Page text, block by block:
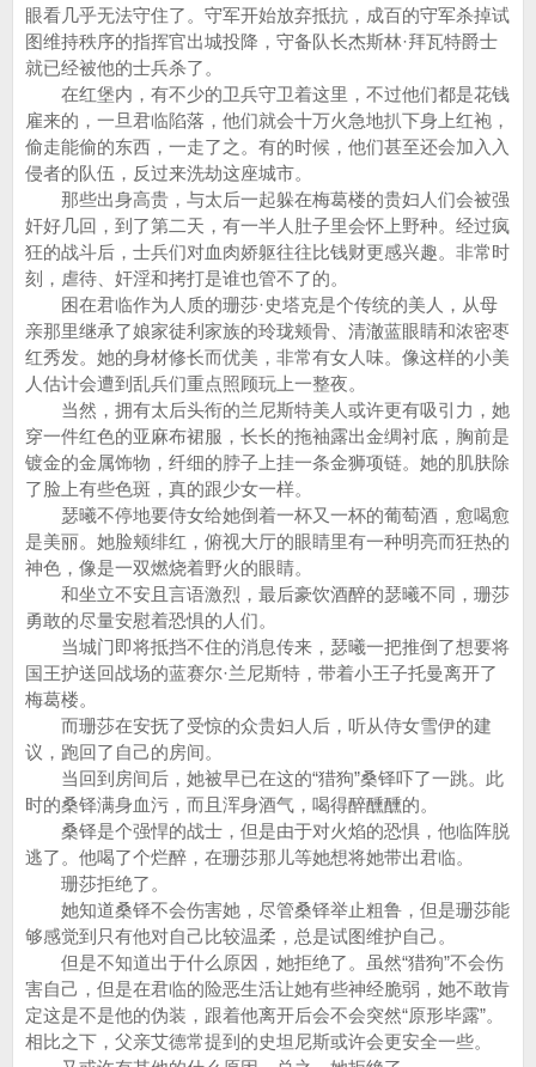
眼看几乎无法守住了。守军开始放弃抵抗，成百的守军杀掉试
图维持秩序的指挥官出城投降，守备队长杰斯林·拜瓦特爵士
就已经被他的士兵杀了。
在红堡内，有不少的卫兵守卫着这里，不过他们都是花钱
雇来的，一旦君临陷落，他们就会十万火急地扒下身上红袍，
偷走能偷的东西，一走了之。有的时候，他们甚至还会加入入
侵者的队伍，反过来洗劫这座城市。
那些出身高贵，与太后一起躲在梅葛楼的贵妇人们会被强
奸好几回，到了第二天，有一半人肚子里会怀上野种。经过疯
狂的战斗后，士兵们对血肉娇躯往往比钱财更感兴趣。非常时
刻，虐待、奸淫和拷打是谁也管不了的。
困在君临作为人质的珊莎·史塔克是个传统的美人，从母
亲那里继承了娘家徒利家族的玲珑颊骨、清澈蓝眼睛和浓密枣
红秀发。她的身材修长而优美，非常有女人味。像这样的小美
人估计会遭到乱兵们重点照顾玩上一整夜。
当然，拥有太后头衔的兰尼斯特美人或许更有吸引力，她
穿一件红色的亚麻布裙服，长长的拖袖露出金绸衬底，胸前是
镀金的金属饰物，纤细的脖子上挂一条金狮项链。她的肌肤除
了脸上有些色斑，真的跟少女一样。
瑟曦不停地要侍女给她倒着一杯又一杯的葡萄酒，愈喝愈
是美丽。她脸颊绯红，俯视大厅的眼睛里有一种明亮而狂热的
神色，像是一双燃烧着野火的眼睛。
和坐立不安且言语激烈，最后豪饮酒醉的瑟曦不同，珊莎
勇敢的尽量安慰着恐惧的人们。
当城门即将抵挡不住的消息传来，瑟曦一把推倒了想要将
国王护送回战场的蓝赛尔·兰尼斯特，带着小王子托曼离开了
梅葛楼。
而珊莎在安抚了受惊的众贵妇人后，听从侍女雪伊的建
议，跑回了自己的房间。
当回到房间后，她被早已在这的“猎狗”桑铎吓了一跳。此
时的桑铎满身血污，而且浑身酒气，喝得醉醺醺的。
桑铎是个强悍的战士，但是由于对火焰的恐惧，他临阵脱
逃了。他喝了个烂醉，在珊莎那儿等她想将她带出君临。
珊莎拒绝了。
她知道桑铎不会伤害她，尽管桑铎举止粗鲁，但是珊莎能
够感觉到只有他对自己比较温柔，总是试图维护自己。
但是不知道出于什么原因，她拒绝了。虽然“猎狗”不会伤
害自己，但是在君临的险恶生活让她有些神经脆弱，她不敢肯
定这是不是他的伪装，跟着他离开后会不会突然“原形毕露”。
相比之下，父亲艾德常提到的史坦尼斯或许会更安全一些。